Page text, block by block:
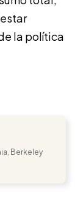
la política
Berkeley